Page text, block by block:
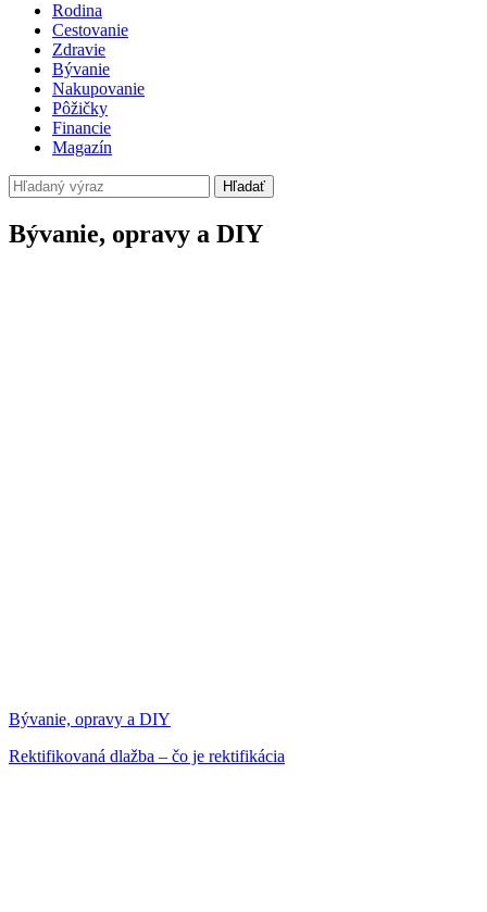
Rodina
Cestovanie
Zdravie
Bývanie
Nakupovanie
Pôžičky
Financie
Magazín
Hľadať
Bývanie, opravy a DIY
Bývanie, opravy a DIY
Rektifikovaná dlažba – čo je rektifikácia